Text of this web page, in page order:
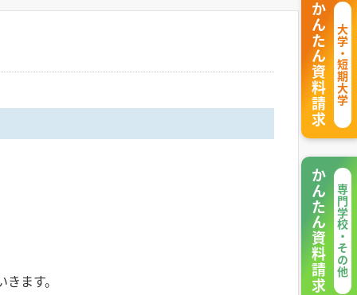
ます。
大学・短期大学
かんたん資料請求
専門学校・その他
かんたん資料請求